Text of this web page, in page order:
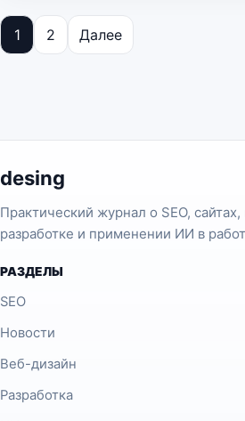
Пагинация записей
1 2 Далее
desing
Практический журнал о SEO,
разработке и применении ИИ в
РАЗДЕЛЫ
SEO
Новости
Веб-дизайн
Разработка